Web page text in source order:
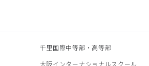
千里国際中等部・高等部
大阪インターナショナルスクール